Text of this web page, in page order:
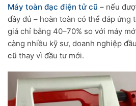
Máy toàn đạc điện tử cũ – nếu
đầy đủ – hoàn toàn có thể đáp ứng
giá chỉ bằng 40–70% so với máy
càng nhiều kỹ sư, doanh nghiệp
cũ thay vì đầu tư mới.